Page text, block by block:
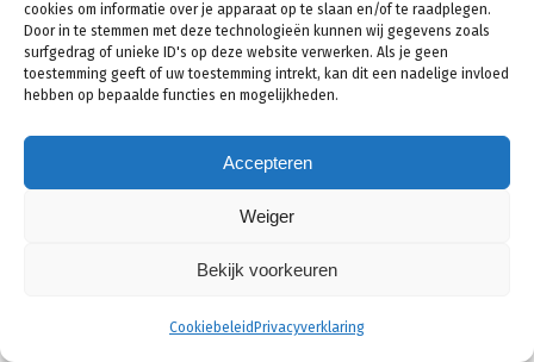
cookies om informatie over je apparaat op te slaan en/of te raadplegen.
Door in te stemmen met deze technologieën kunnen wij gegevens zoals
surfgedrag of unieke ID's op deze website verwerken. Als je geen
toestemming geeft of uw toestemming intrekt, kan dit een nadelige invloed
hebben op bepaalde functies en mogelijkheden.
Accepteren
Weiger
Bekijk voorkeuren
Cookiebeleid Privacyverklaring
systeem goed blijft werken en er geen stofdeeltjes
in komen.
Natuurlijke ventilatie
In huis is er vaak al veel natuurlijke ventilatie,
bijvoorbeeld doordat u een raampje openzet of
door de naden en kieren in de woning. Om de
natuurlijke ventilatie te verbeteren is het mogelijk
brengen. Bijvoorbeeld een klepraampje in vochtige